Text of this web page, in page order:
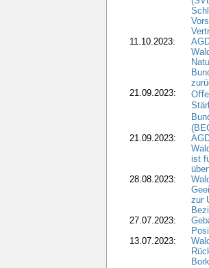
11.10.2023:
21.09.2023:
21.09.2023:
ist
28.08.2023:
zur
27.07.2023:
13.07.2023: